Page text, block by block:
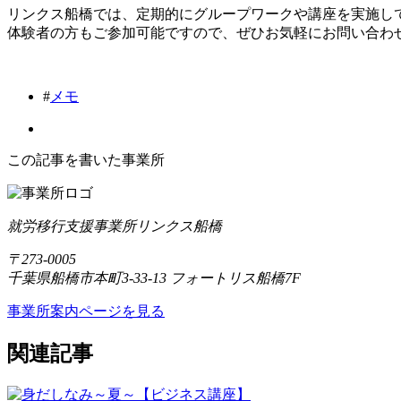
リンクス船橋では、定期的にグループワークや講座を実施し
体験者の方もご参加可能ですので、ぜひお気軽にお問い合わ
# メモ
この記事を書いた事業所
就労移行支援事業所リンクス船橋
〒273-0005
千葉県船橋市本町3-33-13 フォートリス船橋7F
事業所案内ページを見る
関連記事